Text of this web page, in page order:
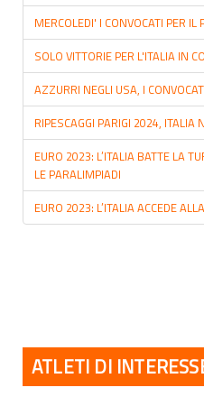
MERCOLEDI' I CONVOCATI PER IL
SOLO VITTORIE PER L'ITALIA IN
AZZURRI NEGLI USA, I
RIPESCAGGI PARIGI 2024, ITALIA
EURO 2023: L’ITALIA BATTE LA
LE PARALIMPIADI
EURO 2023: L’ITALIA ACCEDE
ATLETI DI